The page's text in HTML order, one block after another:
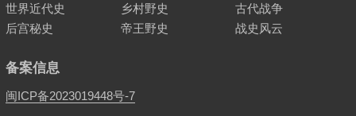
世界近代史
乡村野史
古代战争
后宫秘史
帝王野史 战史风云
备案信息
闽ICP备2023019448号-7